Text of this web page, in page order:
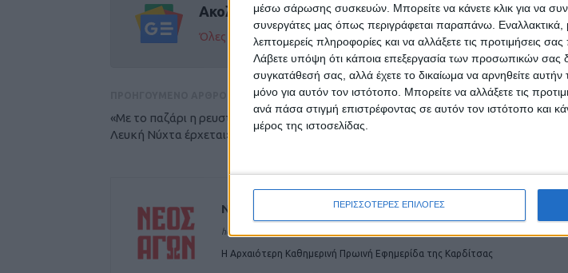
μέσω σάρωσης συσκευών. Μπορείτε να κάνετε κλικ για να
συνεργάτες μας όπως περιγράφεται παραπάνω.
λεπτομερείς πληροφορίες και να αλλάξετε τις προτιμήσεις
Λάβετε υπόψη ότι κάποια επεξεργασία των προσωπικών σας
συγκατάθεσή σας, αλλά έχετε το δικαίωμα να αρνηθείτε
μόνο για αυτόν τον ιστότοπο. Μπορείτε να αλλάξετε τις
ανά πάσα στιγμή επιστρέφοντας σε αυτόν τον ιστότοπο και
μέρος της ιστοσελίδας.
ΠΕΡΙΣΣΟΤΕΡΕΣ ΕΠΙΛΟΓΕΣ
Ακολούθησε την εφημερίδα ΝΕΟΣ ΑΓΩΝ στο Google
Όλες οι εξελίξεις στην περιοχή της Καρδίτσας και ευρύτερα της
«Με το παζάρι η ρευστότητα φεύγει, με τη
Λευκή Νύχτα έρχεται»
Η λίμνη Κάρλα
ΝΕΟΣ ΑΓΩΝ
https://neosagon.gr
Η Αρχαιότερη Καθημερινή Πρωινή Εφημερίδα της Καρδίτσας